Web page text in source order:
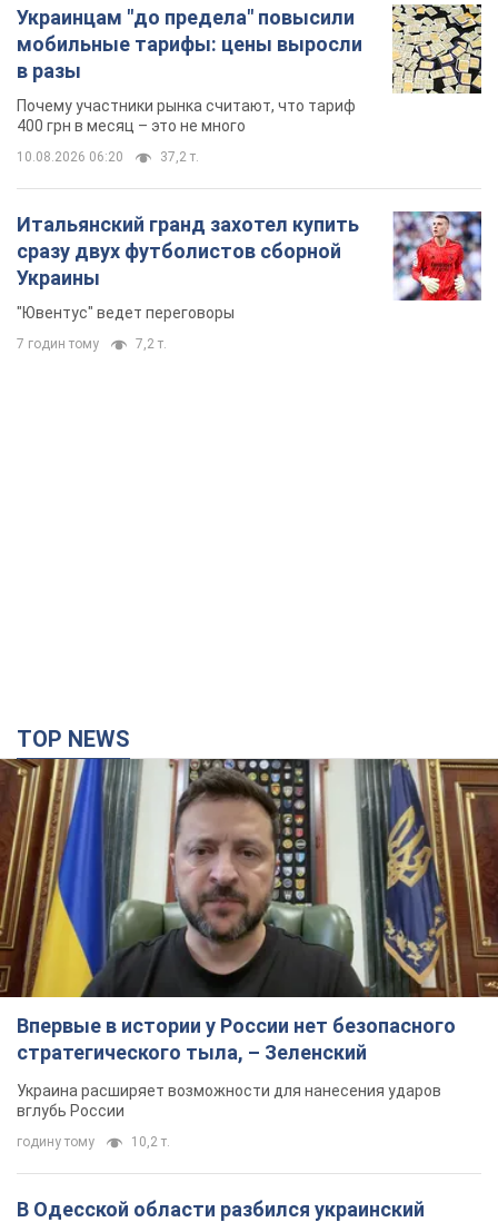
Украинцам "до предела" повысили
мобильные тарифы: цены выросли
в разы
Почему участники рынка считают, что тариф
400 грн в месяц – это не много
10.08.2026 06:20 37,2 т.
Итальянский гранд захотел купить
сразу двух футболистов сборной
Украины
"Ювентус" ведет переговоры
7 годин тому 7,2 т.
TOP NEWS
Впервые в истории у России нет безопасного
стратегического тыла, – Зеленский
Украина расширяет возможности для нанесения ударов
вглубь России
годину тому 10,2 т.
В Одесской области разбился украинский